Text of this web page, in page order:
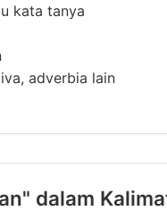
kata tanya
adverbia lain
dalam